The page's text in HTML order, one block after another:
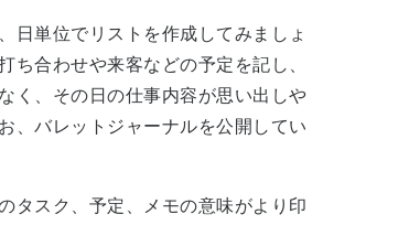
日単位でリストを作成してみましょ
ち合わせや来客などの予定を記し、
く、その日の仕事内容が思い出しや
、バレットジャーナルを公開してい
タスク、予定、メモの意味がより印